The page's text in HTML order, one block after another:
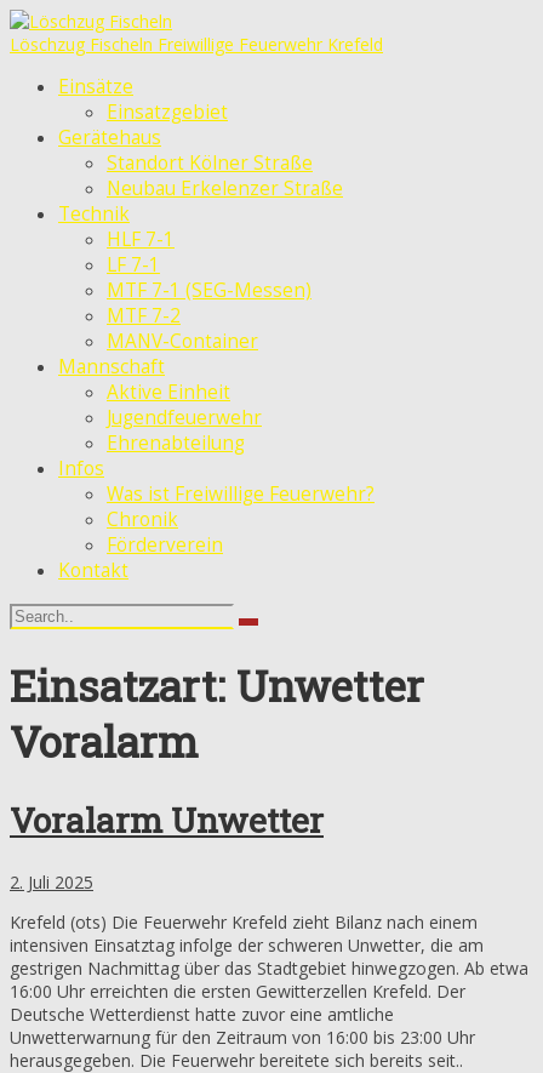
Löschzug Fischeln Freiwillige Feuerwehr Krefeld
Einsätze
Einsatzgebiet
Gerätehaus
Standort Kölner Straße
Neubau Erkelenzer Straße
Technik
HLF 7-1
LF 7-1
MTF 7-1 (SEG-Messen)
MTF 7-2
MANV-Container
Mannschaft
Aktive Einheit
Jugendfeuerwehr
Ehrenabteilung
Infos
Was ist Freiwillige Feuerwehr?
Chronik
Förderverein
Kontakt
Einsatzart: Unwetter
Voralarm
Voralarm Unwetter
2. Juli 2025
Krefeld (ots) Die Feuerwehr Krefeld zieht Bilanz nach einem
intensiven Einsatztag infolge der schweren Unwetter, die am
gestrigen Nachmittag über das Stadtgebiet hinwegzogen. Ab etwa
16:00 Uhr erreichten die ersten Gewitterzellen Krefeld. Der
Deutsche Wetterdienst hatte zuvor eine amtliche
Unwetterwarnung für den Zeitraum von 16:00 bis 23:00 Uhr
herausgegeben. Die Feuerwehr bereitete sich bereits seit..